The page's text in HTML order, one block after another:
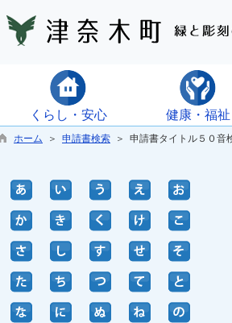
くらし・安心 健康・福祉
ホーム ＞ 申請書検索 ＞ 申請書タイトル５０音